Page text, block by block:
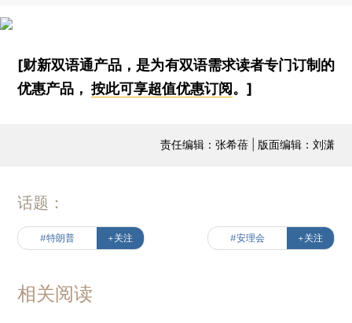
[财新双语通产品，是为有双语需求读者专门订制的
优惠产品，按此可享超值优惠订阅 。]
责任编辑：张希蓓 | 版面编辑：刘潇
话题：
#特朗普 +关注 #安理会 +关注
相关阅读